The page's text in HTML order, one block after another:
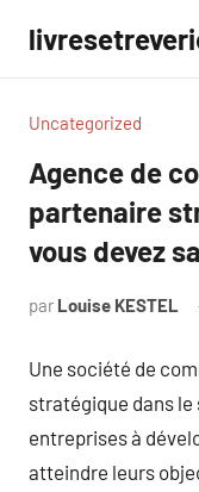
contenu
Uncategorized
Agence de
partenaire
vous devez
par Louise KESTEL
Une société de
stratégique dans
entreprises à
atteindre leurs